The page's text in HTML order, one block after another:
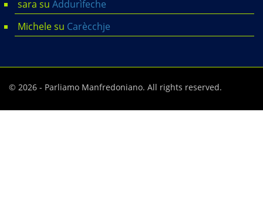
sara su Addurìfeche
Michelesu Carècchje
© 2026 - Parliamo Manfredoniano. All rights reserved.